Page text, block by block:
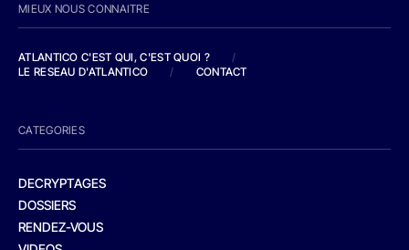
MIEUX NOUS CONNAITRE
ATLANTICO C'EST QUI, C'EST QUOI ?
/
LE RESEAU D'ATLANTICO
/ CONTACT
CATEGORIES
DECRYPTAGES
DOSSIERS
RENDEZ-VOUS